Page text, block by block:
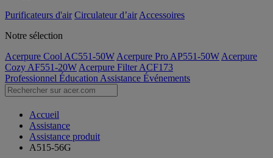
Purificateurs d'air Circulateur d’air Accessoires
Notre sélection
Acerpure Cool AC551-50W Acerpure Pro AP551-50W Acerpure
Cozy AF551-20W Acerpure Filter ACF173
Professionnel Éducation Assistance Événements
Accueil
Assistance
Assistance produit
A515-56G